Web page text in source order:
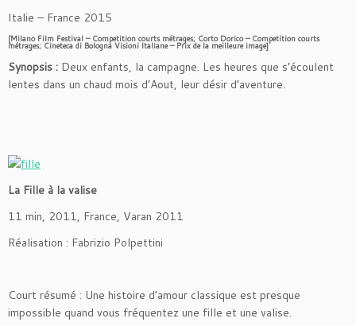
Italie – France 2015
[Milano Film Festival – Competition courts métrages; Corto Dorico – Competition courts
métrages;Cineteca di Bologna Visioni Italiane – Prix de la meilleure image]
Synopsis : Deux enfants, la campagne. Les heures que s’écoulent
lentes dans un chaud mois d’Aout, leur désir d’aventure.
La Fille à la valise
11 min, 2011, France, Varan 2011
Réalisation : Fabrizio Polpettini
Court résumé : Une histoire d’amour classique est presque
impossible quand vous fréquentez une fille et une valise.